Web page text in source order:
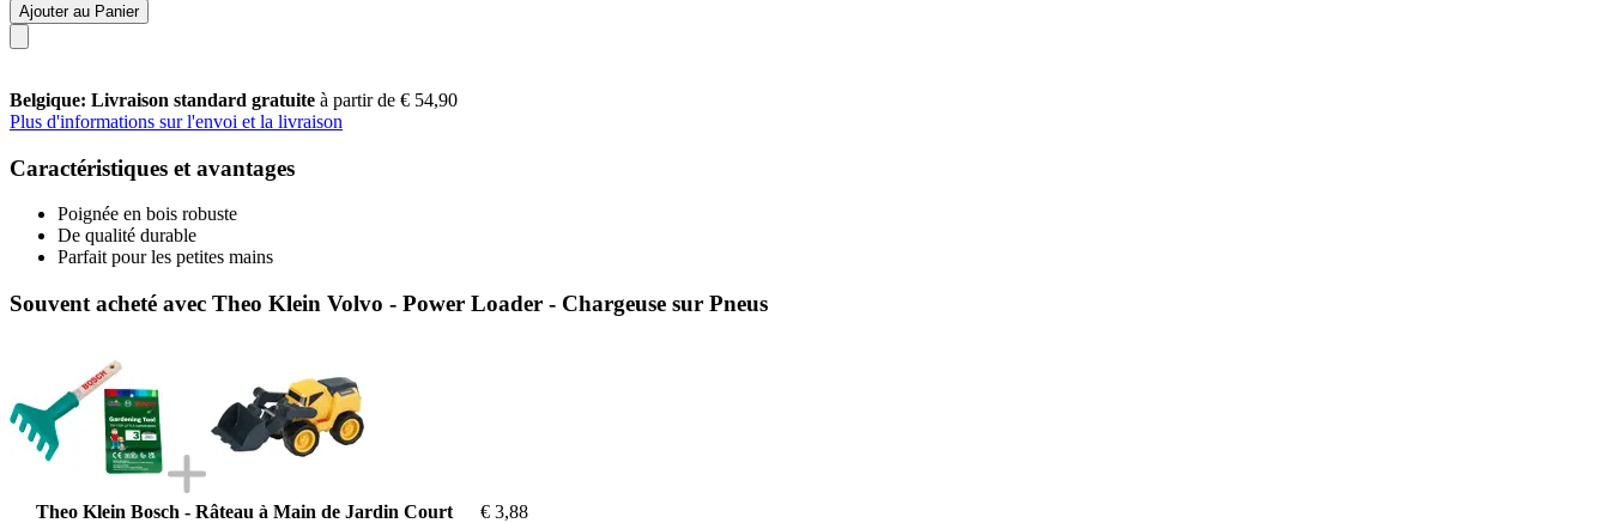
Ajouter au Panier
Belgique: Livraison standard gratuite à partir de € 54,90
Plus d'informations sur l'envoi et la livraison
Caractéristiques et avantages
Poignée en bois robuste
De qualité durable
Parfait pour les petites mains
Souvent acheté avec Theo Klein Volvo - Power Loader - Chargeuse sur Pneus
Theo Klein Bosch - Râteau à Main de Jardin Court
€ 3,88